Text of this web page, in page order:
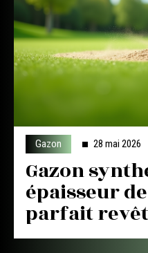
Gazon 28 mai 2026
Gazon
épaisseur
parfait